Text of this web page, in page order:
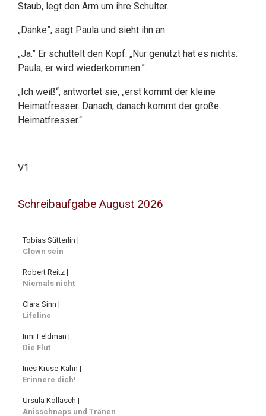
Staub, legt den Arm um ihre Schulter.
„Danke”, sagt Paula und sieht ihn an.
„Ja.” Er schüttelt den Kopf. „Nur genützt hat es nichts.
Paula, er wird wiederkommen.”
„Ich weiß“, antwortet sie, „erst kommt der kleine
Heimatfresser. Danach, danach kommt der große
Heimatfresser.“
V1
Schreibaufgabe August 2026
Tobias Sütterlin |
Clown sein
Robert Reitz |
Niemals nicht
Clara Sinn |
Lifeline
Irmi Feldman |
Die Flut
Ines Kruse-Kahn |
Erinnere dich!
Ursula Kollasch |
Anisschnaps und Tränen